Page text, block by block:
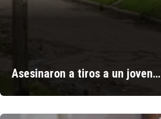
Asesinaron a tiros a un joven…